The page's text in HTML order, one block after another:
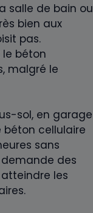
salle de bain ou
bien aux
pas.
béton
malgré le
sol, en garage
cellulaire
sans
des
les